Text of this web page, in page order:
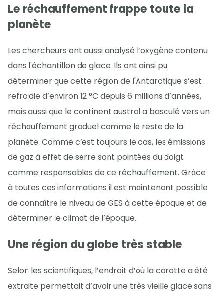
Le réchauffement frappe toute la
planète
Les chercheurs ont aussi analysé l’oxygène contenu
dans l'échantillon de glace. Ils ont ainsi pu
déterminer que cette région de l'Antarctique s’est
refroidie d’environ 12 °C depuis 6 millions d’années,
mais aussi que le continent austral a basculé vers un
réchauffement graduel comme le reste de la
planète. Comme c’est toujours le cas, les émissions
de gaz à effet de serre sont pointées du doigt
comme responsables de ce réchauffement. Grâce
à toutes ces informations il est maintenant possible
de connaître le niveau de GES à cette époque et de
déterminer le climat de l’époque.
Une région du globe très stable
Selon les scientifiques, l’endroit d’où la carotte a été
extraite permettait d’avoir une très vieille glace sans